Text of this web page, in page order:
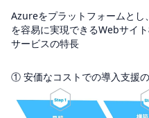
Azureをプラットフォームと
を容易に実現できるWebサイ
サービスの特長
① 安価なコストでの導入支援の